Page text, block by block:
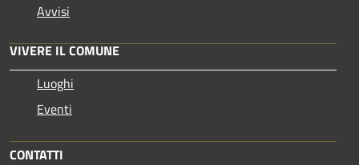
Avvisi
VIVERE IL COMUNE
Luoghi
Eventi
CONTATTI